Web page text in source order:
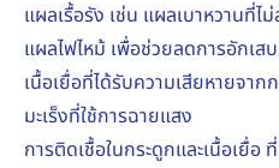
แผลเรื้อรัง เช่น แผลเบาหวานที่
แผลไฟไหม้ เพื่อช่วยลดการอักเส
เนื้อเยื่อที่ได้รับความเสียหายจาก
มะเร็งที่ใช้การฉายแสง
การติดเชื้อในกระดูกและเนื้อเยื่อ